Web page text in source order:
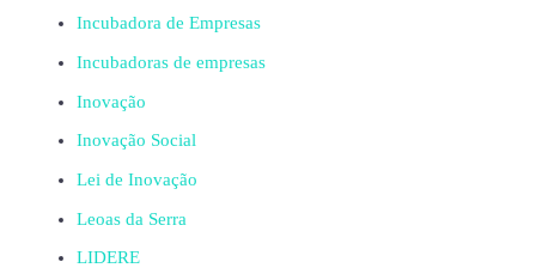
Incubadora de Empresas
Incubadoras de empresas
Inovação
Inovação Social
Lei de Inovação
Leoas da Serra
LIDERE